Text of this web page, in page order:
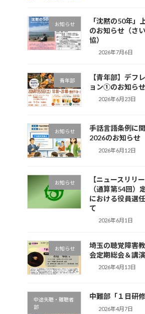
お知らせ
「沈黙の50年」
のお知らせ（さ
協）
2026年7月6日
青年部
【青年部】デフ
ョン①のお知らせ
2026年6月23日
お知らせ
手話言語条例に
2026のお知らせ
2026年6月12日
お知らせ
【ニュースリリ
（通算第54回）
における役員選
て
2026年6月1日
お知らせ
埼玉の聴覚障害
会定期総会＆講
2026年4月13日
中途失聴・難聴者
部
中難部「１日研
2026年4月7日